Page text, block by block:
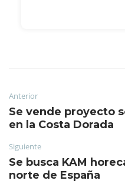
Anterior
Se vende proyecto
en la Costa Dorada
Siguiente
Se busca KAM
norte de España